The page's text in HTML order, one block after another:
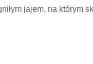
jajem, na którym